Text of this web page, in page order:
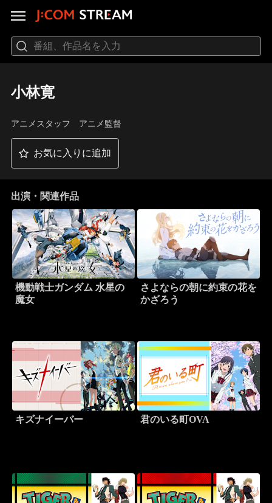
小林寛
アニメスタッフ アニメ監督
お気に入りに追加
出演・関連作品
機動戦士ガンダム 水星の
魔女
さよならの朝に約束の花を
かざろう
キズナイーバー 君のいる町OVA